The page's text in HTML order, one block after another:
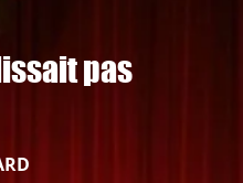
pas